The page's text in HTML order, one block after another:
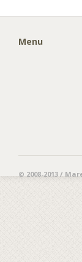
Menu
© 2008-2013 /